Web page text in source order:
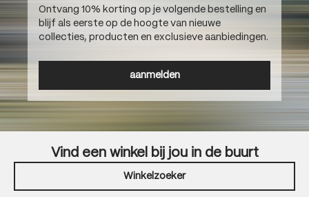
Ontvang 10% korting op je volgende bestelling en
blijf als eerste op de hoogte van nieuwe
collecties, producten en exclusieve aanbiedingen.
aanmelden
Vind een winkel bij jou in de buurt
Winkelzoeker